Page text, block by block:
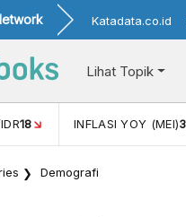
Katadata.co.id
Lihat Topik
18 INFLASI YOY (MEI)
Demografi